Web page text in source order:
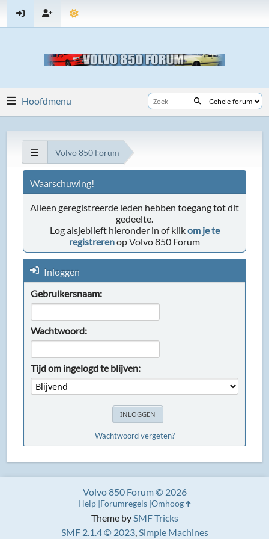
Hoofdmenu
Volvo 850 Forum
Waarschuwing!
Alleen geregistreerde leden hebben toegang tot dit
gedeelte.
Log alsjeblieft hieronder in of klikom je te
registrerenop Volvo 850 Forum
Inloggen
Gebruikersnaam:
Wachtwoord:
Tijd om ingelogd te blijven:
Wachtwoord vergeten?
Theme bySMF Tricks
SMF 2.1.4 © 2023,Simple Machines
Volvo 850 Forum © 2026
Help Forumregels Omhoog